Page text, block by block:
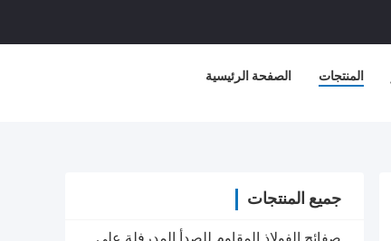
الصفحة الرئيسية المنتجات
جميع المنتجات